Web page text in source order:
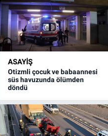
ASAYİŞ
Otizmli çocuk ve babaannesi
süs havuzunda ölümden
döndü